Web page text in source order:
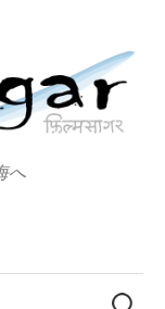
へ
検
索: